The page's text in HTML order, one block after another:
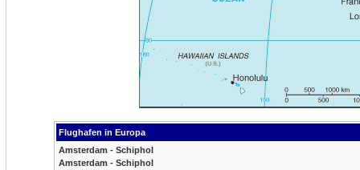
Flughafen in Europa
Amsterdam - Schiphol
Amsterdam - Schiphol